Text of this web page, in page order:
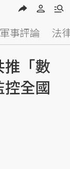
軍事評論 法
「數
全國